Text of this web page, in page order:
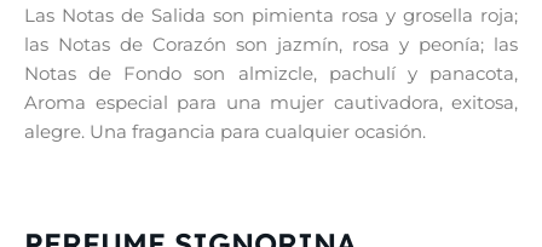
Las Notas de Salida son pimienta rosa y grosella roja;
las Notas de Corazón son jazmín, rosa y peonía; las
Notas de Fondo son almizcle, pachulí y panacota,
Aroma especial para una mujer cautivadora, exitosa,
alegre. Una fragancia para cualquier ocasión.